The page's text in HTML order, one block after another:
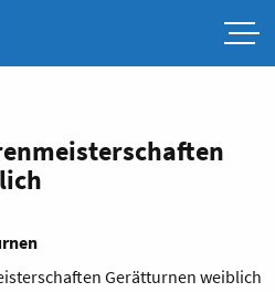
Gerätturnen weiblich